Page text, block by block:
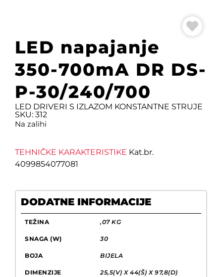
LED napajanje
350-700mA DR DS-
P-30/240/700
LED DRIVERI S IZLAZOM KONSTANTNE STRUJE
SKU: 312
Na zalihi
TEHNIČKE KARAKTERISTIKE Kat.br.
4099854077081
DODATNE INFORMACIJE
TEŽINA ,07 KG
SNAGA (W) 30
BOJA BIJELA
DIMENZIJE 25,5(V) X 44(Š) X 97,8(D)